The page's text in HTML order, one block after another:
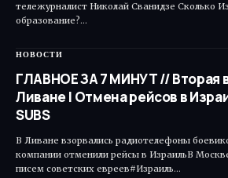
тележурналист Николай Сванидзе Сколько
образование?…
НОВОСТИ
ГЛАВНОЕ ЗА 7 МИНУТ // Вторая
Ливане | Отмена рейсов в
SUBS
В Ливане взорвались радиотелефоны
компании отменили рейсы в ИзраильВ
писем советских евреев#Израиль…